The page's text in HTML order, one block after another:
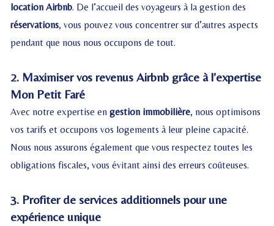
location Airbnb. De l’accueil des voyageurs à la gestion des
réservations, vous pouvez vous concentrer sur d’autres aspects
pendant que nous nous occupons de tout.
2. Maximiser vos revenus Airbnb grâce à l’expertise
Mon Petit Faré
Avec notre expertise engestion immobilière, nous optimisons
vos tarifs et occupons vos logements à leur pleine capacité.
Nous nous assurons également que vous respectez toutes les
obligations fiscales, vous évitant ainsi des erreurs coûteuses.
3. Profiter de services additionnels pour une
expérience unique